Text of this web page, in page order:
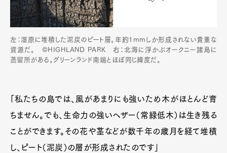
左：湿原に堆積した泥炭のピート層。年約1mmしか形成されない貴重な
資源だ。 ©HIGHLAND PARK 右：北海に浮かぶオークニー諸島に
蒸留所がある。グリーンランド南端とほぼ同じ緯度だ。
「私たちの島では、風があまりにも強いため木がほとんど育
ちません。でも、生命力の強いヘザー（常緑低木）は生き残る
ことができます。その花や茎などが数千年の歳月を経て堆積
し、ピート（泥炭）の層が形成されたのです」